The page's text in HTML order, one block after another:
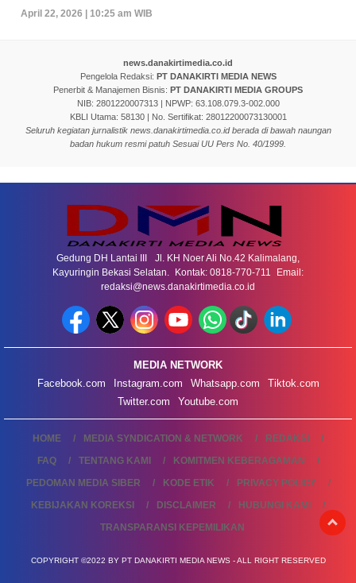
April 22, 2026 | 10:25 am WIB
news.danakirtimedia.co.id
Pengelola Redaksi: PT DANAKIRTI MEDIA NEWS
Penerbit & Manajemen Bisnis: PT DANAKIRTI MEDIA GROUPS
NIB: 2801220007313 | NPWP: 63.108.079.3-002.000
KBLI Utama: 58130 | No. Sertifikat: 28012200073130001
Seluruh kegiatan jurnalistik news.danakirtimedia.co.id berada di bawah naungan
badan hukum resmi patuh Sesuai UU Pers No. 40/1999.
Gedung DH Lantai III Jl. KH Noer Ali No.42 Kalimalang,
Kayuringin Bekasi Selatan. Kontak: 0818-770-711 Email:
redaksi@news.danakirtimedia.co.id
MEDIA NETWORK
Facebook.com
Instagram.com Whatsapp.com
Tiktok.com
Twitter.com
Youtube.com
HOME MEDIA SYNDICATION & NETWORK
REDAKSI
FAQ
TENTANG KAMI
KOMITMEN KEBERAGAMAN
PEDOMAN MEDIA SIBER
KODE ETIK
PRIVACY POLICY
KEBIJAKAN KOREKSI
DISCLAIMER
HUBUNGI KAMI
TRANSPARANSI KEPEMILIKAN
COPYRIGHT ©2022 BY PT DANAKIRTI MEDIA NEWS - ALL RIGHT RESERVED